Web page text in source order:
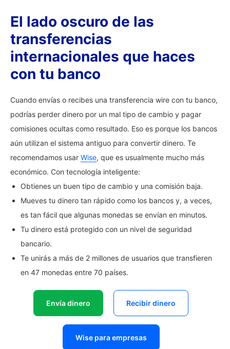
El lado oscuro de las
transferencias
internacionales que haces
con tu banco
Cuando envías o recibes una transferencia wire con tu banco,
podrías perder dinero por un mal tipo de cambio y pagar
comisiones ocultas como resultado. Eso es porque los bancos
aún utilizan el sistema antiguo para convertir dinero. Te
recomendamos usar Wise, que es usualmente mucho más
económico. Con tecnología inteligente:
Obtienes un buen tipo de cambio y una comisión baja.
Mueves tu dinero tan rápido como los bancos y, a veces,
es tan fácil que algunas monedas se envían en minutos.
Tu dinero está protegido con un nivel de seguridad
bancario.
Te unirás a más de 2 millones de usuarios que transfieren
en 47 monedas entre 70 países.
Envía dinero Recibir dinero
Wise para empresas